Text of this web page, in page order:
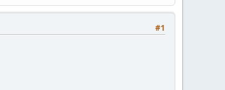
#1